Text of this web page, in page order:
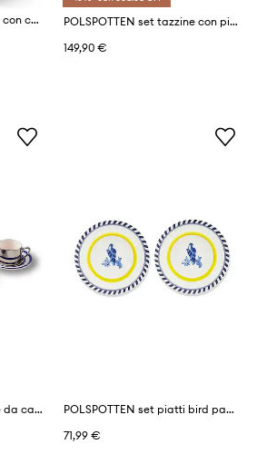
POLSPOTTEN contenitore con copperchio grandpa M/9,2 x 14 cm
POLSPOTTEN set tazzine con piattino Tea set Legacy 220 ml pacco da 4
149,90 €
POLSPOTTEN set di tazze da caffè espresso con piattini per 4 persone Aunty 90 ml
POLSPOTTEN set piatti bird patterned 27 cm pacco da 2
71,99 €